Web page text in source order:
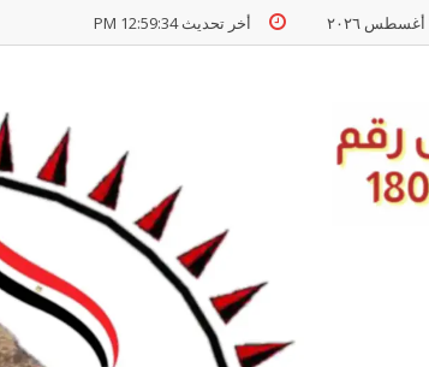
أخر تحديث 12:59:34 PM